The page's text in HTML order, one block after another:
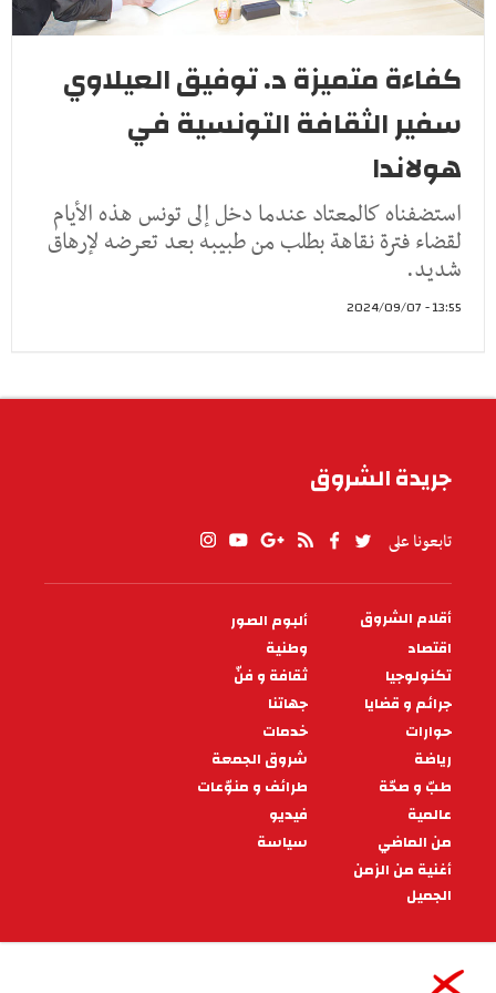
كفاءة متميزة د. توفيق العيلاوي
سفير الثقافة التونسية في
هولاندا
استضفناه كالمعتاد عندما دخل إلى تونس هذه الأيام
لقضاء فترة نقاهة بطلب من طبيبه بعد تعرضه لإرهاق
شديد.
13:55 - 2024/09/07
جريدة الشروق
تابعونا على
PIED
DE
PAGE
أقلام الشروق
ألبوم الصور
اقتصاد
وطنية
تكنولوجيا
ثقافة و فنّ
جرائم و قضايا
جهاتنا
حوارات
خدمات
رياضة
شروق الجمعة
طبّ و صحّة
طرائف و منوّعات
عالمية
فيديو
من الماضي
سياسة
أغنية من الزمن
الجميل